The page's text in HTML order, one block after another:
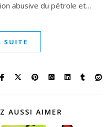
abusive du pétrole et…
SUITE
AUSSI AIMER